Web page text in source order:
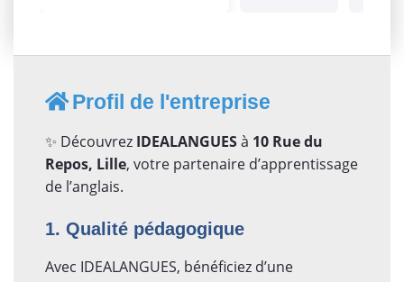
Profil de l'entreprise
✨ Découvrez IDEALANGUESà 10 Rue du
Repos, Lille, votre partenaire d’apprentissage
de l’anglais.
1. Qualité pédagogique
Avec IDEALANGUES, bénéficiez d’une